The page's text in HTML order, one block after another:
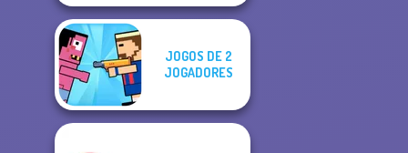
JOGOS DE 2
JOGADORES